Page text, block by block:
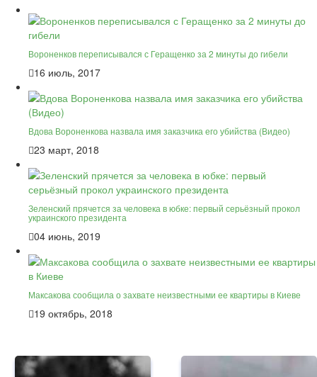
Вороненков переписывался с Геращенко за 2 минуты до гибели
16 июль, 2017
Вдова Вороненкова назвала имя заказчика его убийства (Видео)
23 март, 2018
Зеленский прячется за человека в юбке: первый серьёзный прокол
украинского президента
04 июнь, 2019
Максакова сообщила о захвате неизвестными ее квартиры в Киеве
19 октябрь, 2018